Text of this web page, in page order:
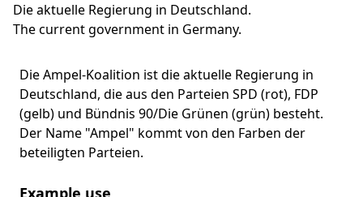
Die aktuelle Regierung in Deutschland.
The current government in Germany.
Die Ampel-Koalition ist die aktuelle Regierung in
Deutschland, die aus den Parteien SPD (rot), FDP
(gelb) und Bündnis 90/Die Grünen (grün) besteht.
Der Name "Ampel" kommt von den Farben der
beteiligten Parteien.
Example use